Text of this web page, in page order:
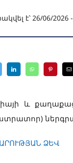
է՝ 26/06/2026 -
և
ՁԵՎ